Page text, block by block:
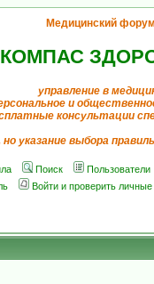
Медицинский форум
КОМПАС
управление в
и
консультации
указание выбора
Поиск Пользователи
Войти и проверить